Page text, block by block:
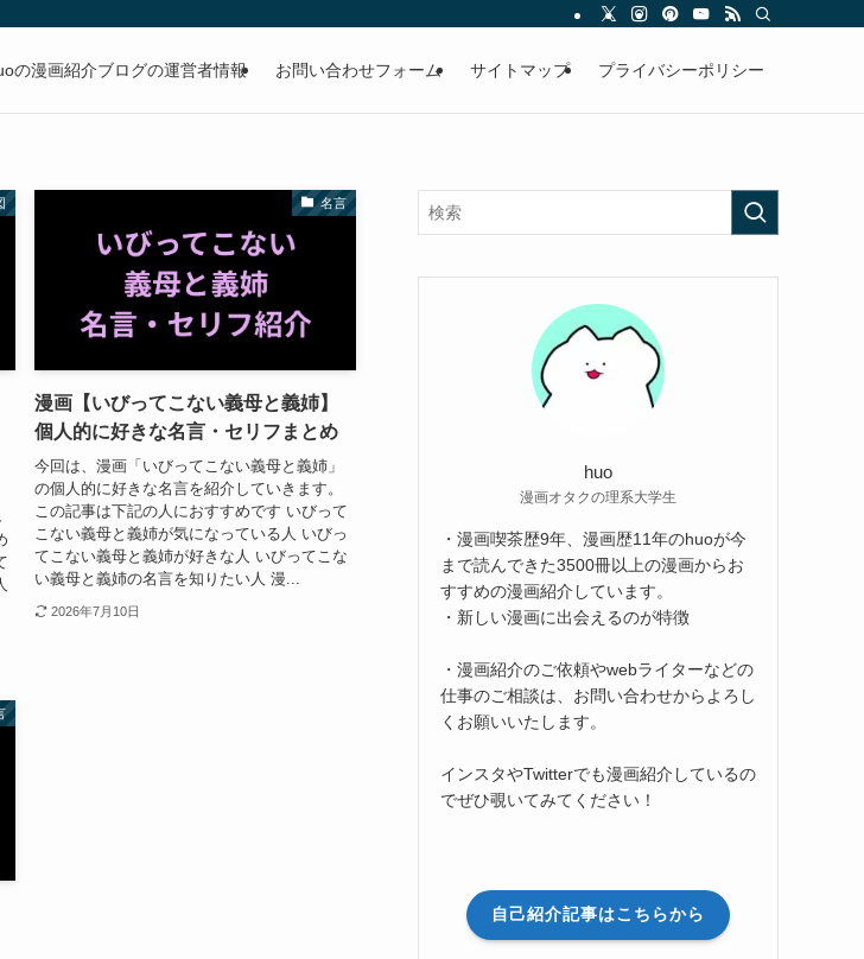
の漫画紹介ブログの運営者情報 お問い合わせフォーム サイトマップ プライバシーポリシー
名言
漫画【いびってこない義母と義姉】
個人的に好きな名言・セリフまとめ
今回は、漫画「いびってこない義母と義姉」
の個人的に好きな名言を紹介していきます。
この記事は下記の人におすすめです いびって
こない義母と義姉が気になっている人 いびっ
てこない義母と義姉が好きな人 いびってこな
い義母と義姉の名言を知りたい人 漫...
2026年7月10日
huo
漫画オタクの理系大学生
・漫画喫茶歴9年、漫画歴11年のhuoが今
まで読んできた3500冊以上の漫画からお
すすめの漫画紹介しています。
・新しい漫画に出会えるのが特徴
・漫画紹介のご依頼やwebライターなどの
仕事のご相談は、お問い合わせからよろし
くお願いいたします。
インスタやTwitterでも漫画紹介しているの
でぜひ覗いてみてください！
自己紹介記事はこちらから